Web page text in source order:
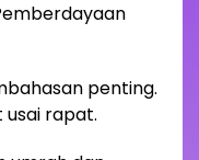
penting.
usai rapat.